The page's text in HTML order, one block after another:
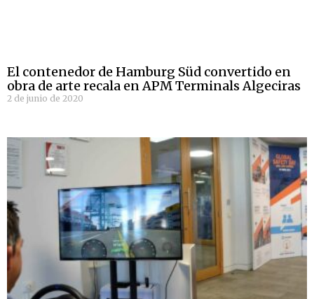
El contenedor de Hamburg Süd convertido en
obra de arte recala en APM Terminals Algeciras
2 de junio de 2020